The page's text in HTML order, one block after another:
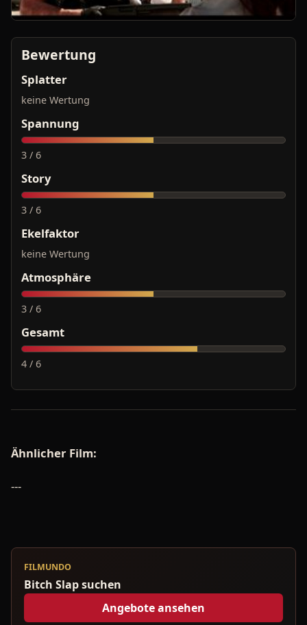
Bewertung
Splatter
keine Wertung
Spannung
3 / 6
Story
3 / 6
Ekelfaktor
keine Wertung
Atmosphäre
3 / 6
Gesamt
4 / 6
Ähnlicher Film:
---
FILMUNDO
Bitch Slap suchen
Angebote ansehen